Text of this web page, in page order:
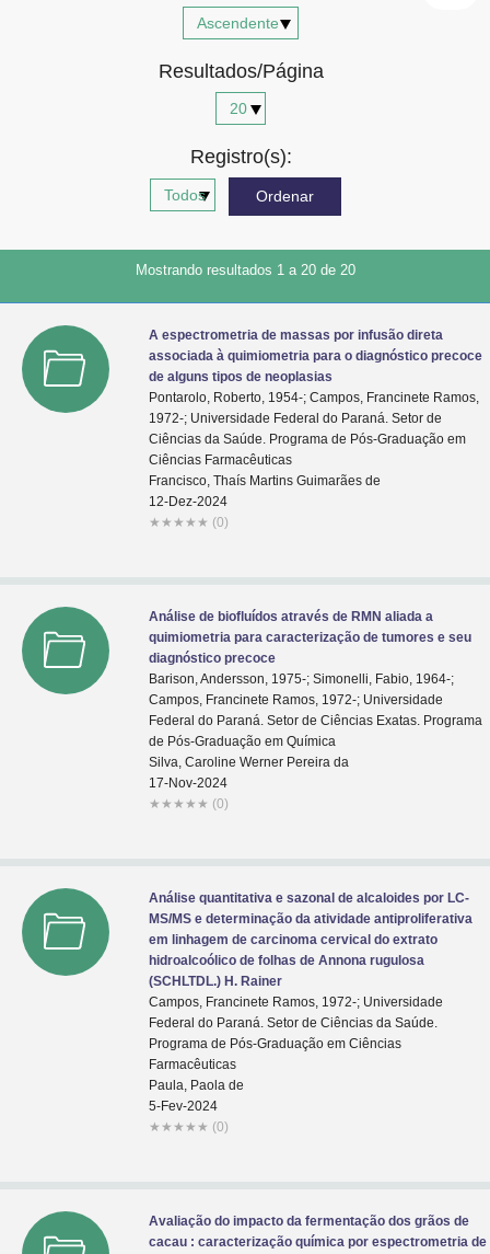
Resultados/Página
Registro(s):
Mostrando resultados 1 a 20 de 20
A espectrometria de massas por infusão direta
associada à quimiometria para o diagnóstico precoce
de alguns tipos de neoplasias
Pontarolo, Roberto, 1954-; Campos, Francinete Ramos,
1972-; Universidade Federal do Paraná. Setor de
Ciências da Saúde. Programa de Pós-Graduação em
Ciências Farmacêuticas
Francisco, Thaís Martins Guimarães de
12-Dez-2024
★ ★ ★ ★ ★ (0)
Análise de biofluídos através de RMN aliada a
quimiometria para caracterização de tumores e seu
diagnóstico precoce
Barison, Andersson, 1975-; Simonelli, Fabio, 1964-;
Campos, Francinete Ramos, 1972-; Universidade
Federal do Paraná. Setor de Ciências Exatas. Programa
de Pós-Graduação em Química
Silva, Caroline Werner Pereira da
17-Nov-2024
★ ★ ★ ★ ★ (0)
Análise quantitativa e sazonal de alcaloides por LC-
MS/MS e determinação da atividade antiproliferativa
em linhagem de carcinoma cervical do extrato
hidroalcoólico de folhas de Annona rugulosa
(SCHLTDL.) H. Rainer
Campos, Francinete Ramos, 1972-; Universidade
Federal do Paraná. Setor de Ciências da Saúde.
Programa de Pós-Graduação em Ciências
Farmacêuticas
Paula, Paola de
5-Fev-2024
★ ★ ★ ★ ★ (0)
Avaliação do impacto da fermentação dos grãos de
cacau : caracterização química por espectrometria de